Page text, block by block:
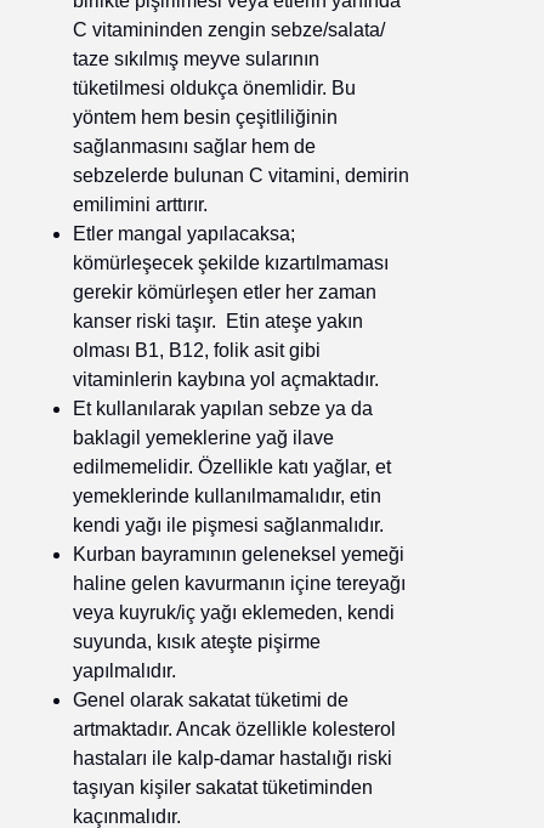
C vitamininden zengin sebze/salata/
taze sıkılmış meyve sularının
tüketilmesi oldukça önemlidir. Bu
yöntem hem besin çeşitliliğinin
sağlanmasını sağlar hem de
sebzelerde bulunan C vitamini, demirin
emilimini arttırır.
Etler mangal yapılacaksa;
kömürleşecek şekilde kızartılmaması
gerekir kömürleşen etler her zaman
kanser riski taşır. Etin ateşe yakın
olması B1, B12, folik asit gibi
vitaminlerin kaybına yol açmaktadır.
Et kullanılarak yapılan sebze ya da
baklagil yemeklerine yağ ilave
edilmemelidir. Özellikle katı yağlar, et
yemeklerinde kullanılmamalıdır, etin
kendi yağı ile pişmesi sağlanmalıdır.
Kurban bayramının geleneksel yemeği
haline gelen kavurmanın içine tereyağı
veya kuyruk/iç yağı eklemeden, kendi
suyunda, kısık ateşte pişirme
yapılmalıdır.
Genel olarak sakatat tüketimi de
artmaktadır. Ancak özellikle kolesterol
hastaları ile kalp-damar hastalığı riski
taşıyan kişiler sakatat tüketiminden
kaçınmalıdır.